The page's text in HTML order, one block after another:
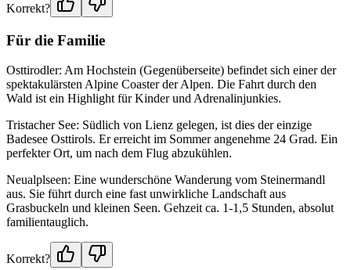
Korrekt?
Für die Familie
Osttirodler: Am Hochstein (Gegenüberseite) befindet sich einer der
spektakulärsten Alpine Coaster der Alpen. Die Fahrt durch den
Wald ist ein Highlight für Kinder und Adrenalinjunkies.
Tristacher See: Südlich von Lienz gelegen, ist dies der einzige
Badesee Osttirols. Er erreicht im Sommer angenehme 24 Grad. Ein
perfekter Ort, um nach dem Flug abzukühlen.
Neualplseen: Eine wunderschöne Wanderung vom Steinermandl
aus. Sie führt durch eine fast unwirkliche Landschaft aus
Grasbuckeln und kleinen Seen. Gehzeit ca. 1-1,5 Stunden, absolut
familientauglich.
Korrekt?